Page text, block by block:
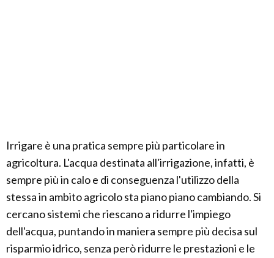
Irrigare è una pratica sempre più particolare in
agricoltura. L'acqua destinata all'irrigazione, infatti, è
sempre più in calo e di conseguenza l'utilizzo della
stessa in ambito agricolo sta piano piano cambiando. Si
cercano sistemi che riescano a ridurre l'impiego
dell'acqua, puntando in maniera sempre più decisa sul
risparmio idrico, senza però ridurre le prestazioni e le